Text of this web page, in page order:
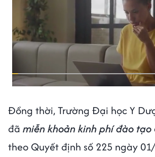
Đồng thời, Trường Đại học Y
đã miễn khoản kinh phí đào tạo
theo Quyết định số 225 ngày